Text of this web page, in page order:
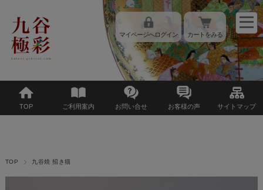
マイページへログイン カートをみる
TOP ご利用案内 お問い合せ お客様の声 サイトマップ
TOP 九谷焼 招き猫